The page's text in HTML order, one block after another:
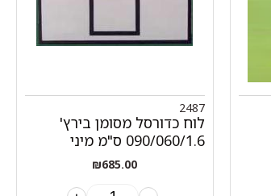
2487
לוח כדורסל מסומן בירץ'
090/060/1.6 ס"מ מיני
₪685.00